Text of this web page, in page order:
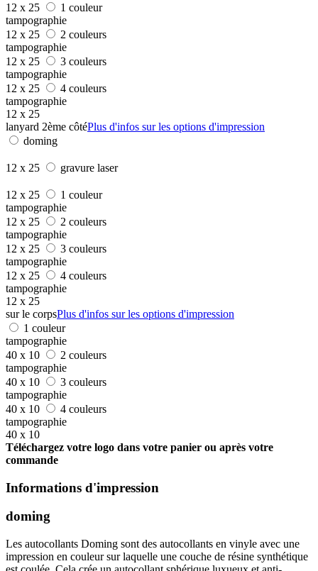
12 x 25
1 couleur
tampographie
12 x 25
2 couleurs
tampographie
12 x 25
3 couleurs
tampographie
12 x 25
4 couleurs
tampographie
12 x 25
lanyard 2ème côtéPlus d'infos sur les options d'impression
doming
12 x 25 gravure laser
12 x 25
1 couleur
tampographie
12 x 25
2 couleurs
tampographie
12 x 25
3 couleurs
tampographie
12 x 25
4 couleurs
tampographie
12 x 25
sur le corpsPlus d'infos sur les options d'impression
1 couleur
tampographie
40 x 10
2 couleurs
tampographie
40 x 10
3 couleurs
tampographie
40 x 10
4 couleurs
tampographie
40 x 10
Téléchargez votre logo dans votre panier ou après votre
commande
Informations d'impression
doming
Les autocollants Doming sont des autocollants en vinyle avec une
impression en couleur sur laquelle une couche de résine synthétique